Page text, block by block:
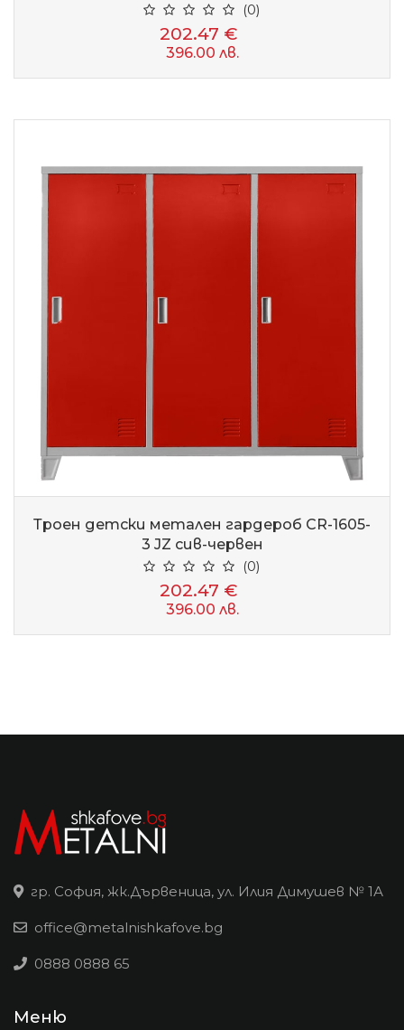
(0)
202.47 €
396.00 лв.
Троен детски метален гардероб CR-1605-
3 JZ сив-червен
(0)
202.47 €
396.00 лв.
гр. София, жк.Дървеница, ул. Илия Димушев № 1А
office@metalnishkafove.bg
0888 0888 65
Меню